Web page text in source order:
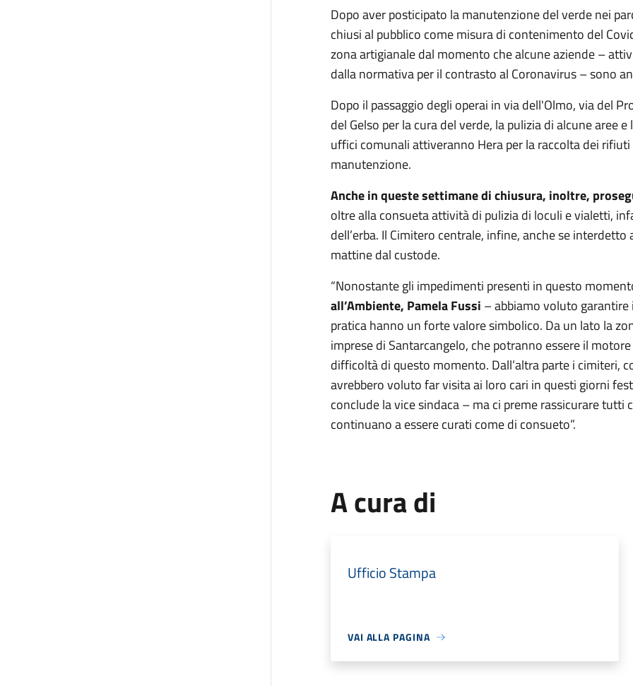
Dopo aver posticipato la manutenzione del verde nei
chiusi al pubblico come misura di contenimento del
zona artigianale dal momento che alcune aziende –
dalla normativa per il contrasto al Coronavirus – sono
Dopo il passaggio degli operai in via dell'Olmo, via del
del Gelso per la cura del verde, la pulizia di alcune aree
uffici comunali attiveranno Hera per la raccolta dei
manutenzione.
Anche in queste settimane di chiusura, inoltre,
oltre alla consueta attività di pulizia di loculi e vialetti,
dell’erba. Il Cimitero centrale, infine, anche se
mattine dal custode.
“Nonostante gli impedimenti presenti in questo
all’Ambiente, Pamela Fussi – abbiamo voluto
pratica hanno un forte valore simbolico. Da un lato la
imprese di Santarcangelo, che potranno essere il
difficoltà di questo momento. Dall’altra parte i cimiteri,
avrebbero voluto far visita ai loro cari in questi giorni
conclude la vice sindaca – ma ci preme rassicurare tutti
continuano a essere curati come di consueto”.
A cura di
Ufficio Stampa
VAI ALLA PAGINA